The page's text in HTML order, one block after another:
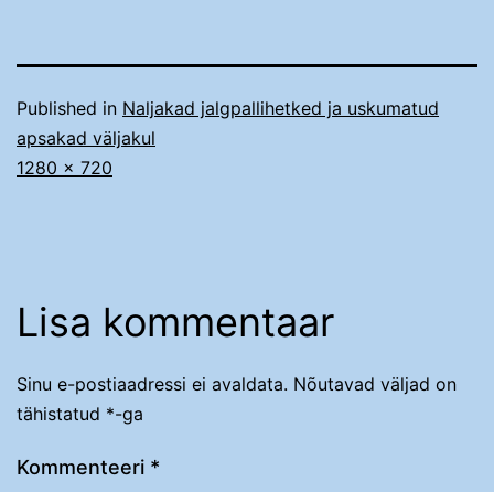
Published in Naljakad jalgpallihetked ja uskumatud
apsakad väljakul
Täissuurus
1280 × 720
Lisa kommentaar
Sinu e-postiaadressi ei avaldata. Nõutavad väljad on
tähistatud *-ga
Kommenteeri *